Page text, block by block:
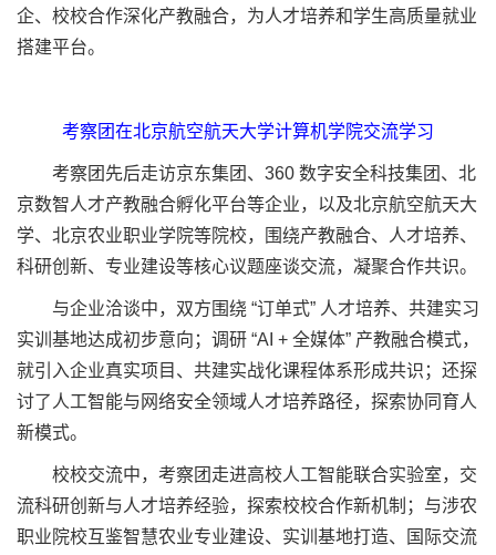
企、校校合作深化产教融合，为人才培养和学生高质量就业
搭建平台。
考察团在北京航空航天大学计算机学院交流学习
考察团先后走访京东集团、360 数字安全科技集团、北
京数智人才产教融合孵化平台等企业，以及北京航空航天大
学、北京农业职业学院等院校，围绕产教融合、人才培养、
科研创新、专业建设等核心议题座谈交流，凝聚合作共识。
与企业洽谈中，双方围绕 “订单式” 人才培养、共建实习
实训基地达成初步意向；调研 “AI + 全媒体” 产教融合模式，
就引入企业真实项目、共建实战化课程体系形成共识；还探
讨了人工智能与网络安全领域人才培养路径，探索协同育人
新模式。
校校交流中，考察团走进高校人工智能联合实验室，交
流科研创新与人才培养经验，探索校校合作新机制；与涉农
职业院校互鉴智慧农业专业建设、实训基地打造、国际交流